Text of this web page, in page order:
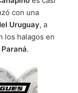
con una
Uruguay, a
los halagos en
.